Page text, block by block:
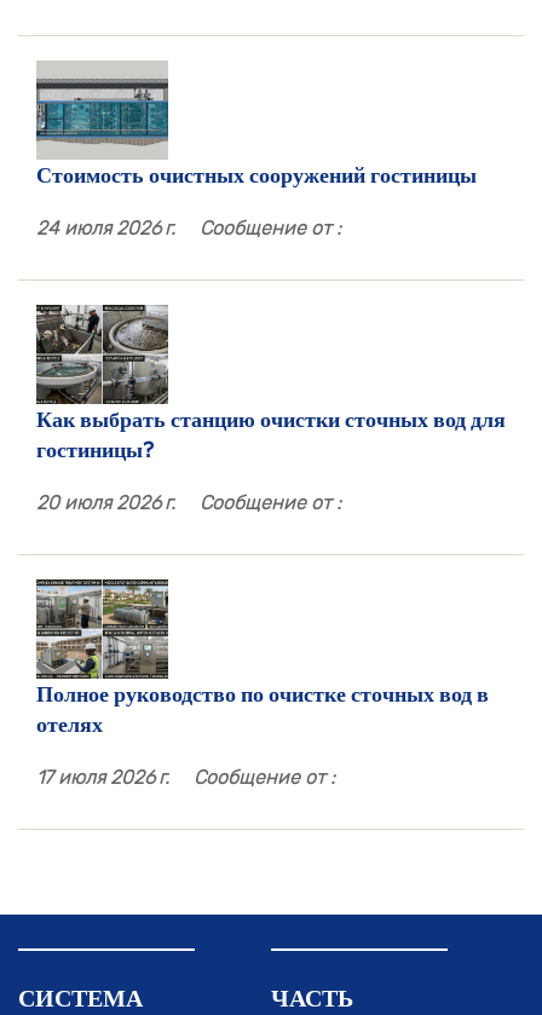
Стоимость очистных сооружений гостиницы
24 июля 2026 г. Сообщение от :
Как выбрать станцию ​​очистки сточных вод для
гостиницы?
20 июля 2026 г. Сообщение от :
Полное руководство по очистке сточных вод в
отелях
17 июля 2026 г. Сообщение от :
СИСТЕМА ЧАСТЬ